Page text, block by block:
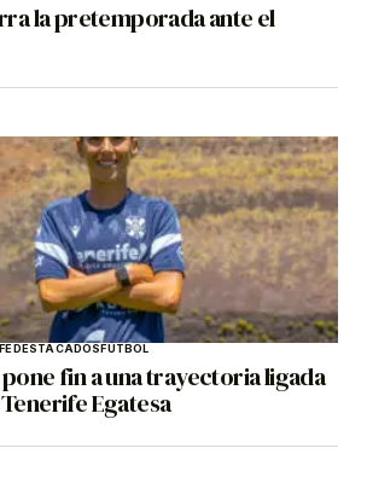
la pretemporada ante el
DESTACADOSFÚTBOL
fin a una trayectoria ligada
Egatesa